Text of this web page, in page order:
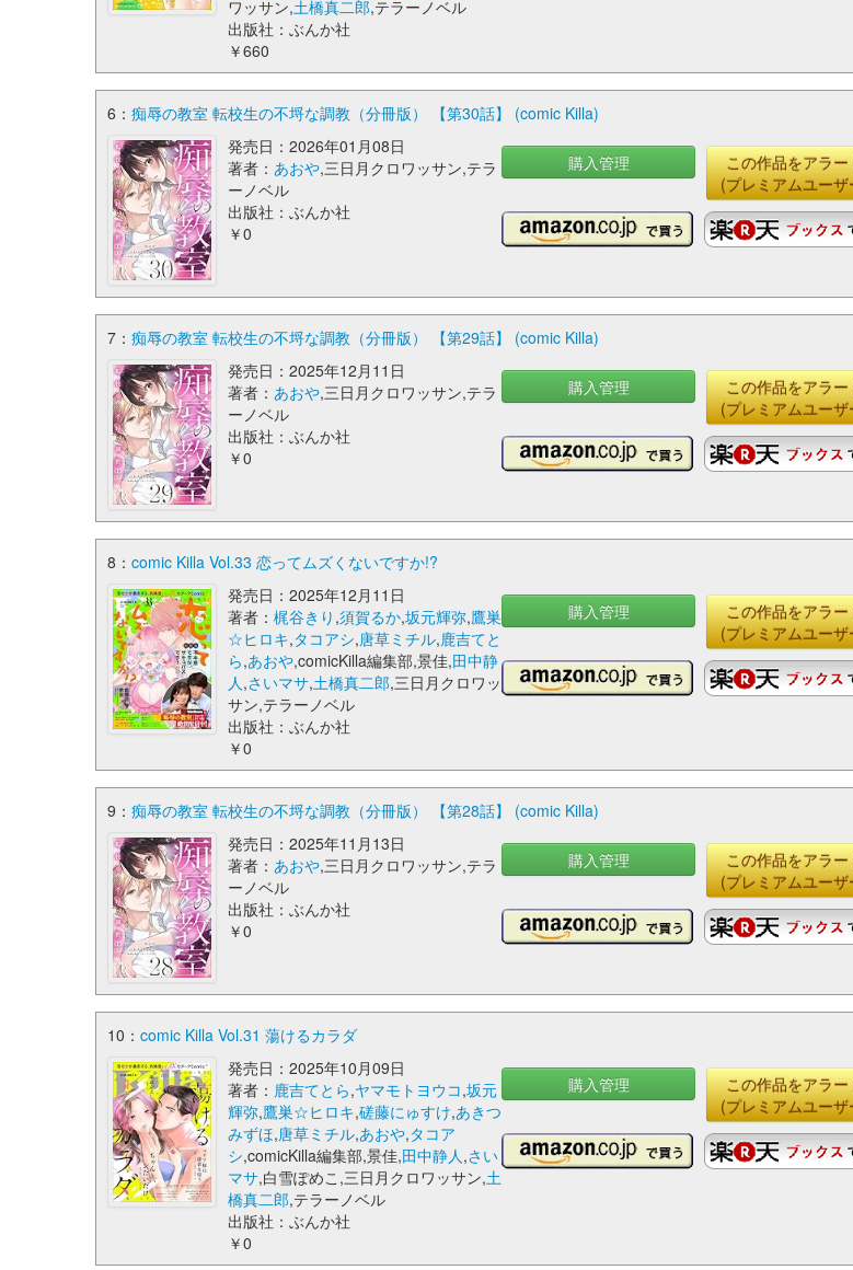
ワッサン,土橋真二郎,テラーノベル
出版社：ぶんか社
￥660
6： 痴辱の教室 転校生の不埒な調教（分冊版） 【第30話】 (comic Killa)
発売日：2026年01月08日
著者：あおや,三日月クロワッサン,テラ
ーノベル
出版社：ぶんか社
￥0
購入管理
この作品をアラ
(プレミアムユー
7： 痴辱の教室 転校生の不埒な調教（分冊版） 【第29話】 (comic Killa)
発売日：2025年12月11日
著者：あおや,三日月クロワッサン,テラ
ーノベル
出版社：ぶんか社
￥0
購入管理
この作品をアラ
(プレミアムユー
8： comic Killa Vol.33 恋ってムズくないですか!?
発売日：2025年12月11日
著者：梶谷きり ,須賀るか,坂元輝弥,鷹巣
☆ヒロキ,タコアシ,唐草ミチル,鹿吉てと
ら,あおや,comicKilla編集部,景佳,田中静
人,さいマサ,土橋真二郎,三日月クロワッ
サン,テラーノベル
出版社：ぶんか社
￥0
購入管理
この作品をアラ
(プレミアムユー
9： 痴辱の教室 転校生の不埒な調教（分冊版） 【第28話】 (comic Killa)
発売日：2025年11月13日
著者：あおや,三日月クロワッサン,テラ
ーノベル
出版社：ぶんか社
￥0
購入管理
この作品をアラ
(プレミアムユー
10： comic Killa Vol.31 蕩けるカラダ
発売日：2025年10月09日
著者： 鹿吉てとら,ヤマモトヨウコ,坂元
輝弥,鷹巣☆ヒロキ,磋藤にゅすけ,あきつ
みずほ,唐草ミチル,あおや,タコア
シ,comicKilla編集部,景佳,田中静人,さい
マサ,白雪ぽめこ,三日月クロワッサン,土
橋真二郎,テラーノベル
出版社：ぶんか社
￥0
購入管理
この作品をアラ
(プレミアムユー